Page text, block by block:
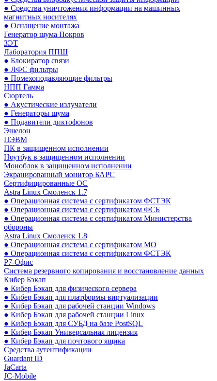
● Средства уничтожения информации на машинных
магнитных носителях
● Оснащение монтажа
Генератор шума Покров
ЗЭТ
Лаборатория ППШ
● Блокиратор связи
● ЛФС фильтры
● Помехоподавляющие фильтры
НПП Гамма
Сюртель
● Акустические излучатели
● Генераторы шума
● Подавители диктофонов
Эшелон
ПЭВМ
ПК в защищенном исполнении
Ноутбук в защищенном исполнении
Моноблок в защищенном исполнении
Экранированный монитор БАРС
Сертифицированные ОС
Astra Linux Смоленск 1.7
● Операционная система с сертификатом ФСТЭК
● Операционная система с сертификатом ФСБ
● Операционная система с сертификатом Министерства
обороны
Astra Linux Смоленск 1.8
● Операционная система с сертификатом МО
● Операционная система с сертификатом ФСТЭК
Р7-Офис
Система резервного копирования и восстановление данных
Кибер Бэкап
● Кибер Бэкап для физического сервера
● Кибер Бэкап для платформы виртуализации
● Кибер Бэкап для рабочей станции Windows
● Кибер Бэкап для рабочей станции Linux
● Кибер Бэкап для СУБД на базе PostSQL
● Кибер Бэкап Универсальная лицензия
● Кибер Бэкап для почтового ящика
Средства аутентификации
Guardant ID
JaCarta
JC-Mobile